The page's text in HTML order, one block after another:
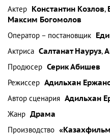
Актер Константин Козлов,
Максим Богомолов
Оператор – постановщик
Актриса Салтанат Науруз,
Продюсер Серик Абишев
Режиссер Адильхан
Автор сценария Адильхан
Жанр Драма
Производство